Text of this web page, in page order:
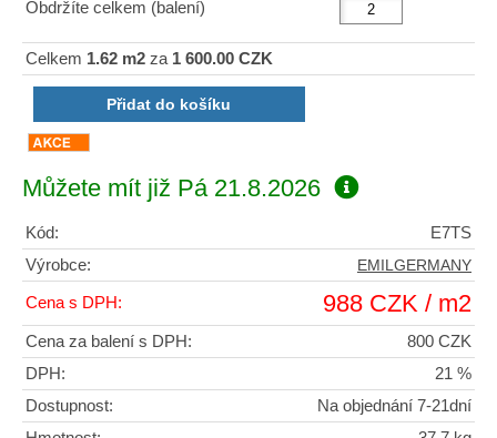
Obdržíte celkem (balení)
Celkem 1.62 m2 za 1 600.00 CZK
Můžete mít již Pá 21.8.2026
Kód:
E7TS
Výrobce:
EMILGERMANY
Cena s DPH: 988 CZK / m2
Cena za balení s DPH:
800 CZK
DPH:
21 %
Dostupnost:
Na objednání 7-21dní